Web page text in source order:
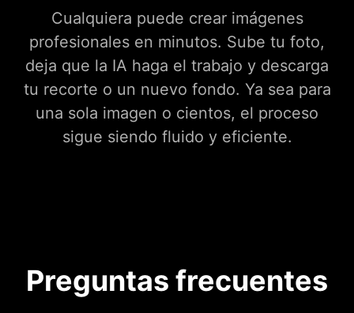
Cualquiera puede crear imágenes
profesionales en minutos. Sube tu foto,
deja que la IA haga el trabajo y descarga
tu recorte o un nuevo fondo. Ya sea para
una sola imagen o cientos, el proceso
sigue siendo fluido y eficiente.
Preguntas frecuentes